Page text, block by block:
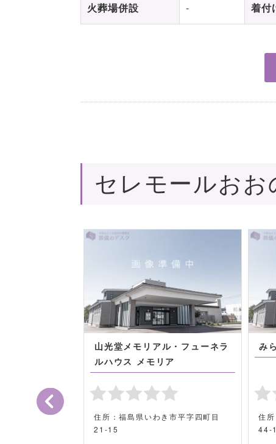
火葬場併設 - 着付
セレモールおお
野町谷津作字
山光堂メモリアル・フューネラ
ルハウス メモリア
住所：福島県いわき市平字四町目
21-15
み
住
44-1